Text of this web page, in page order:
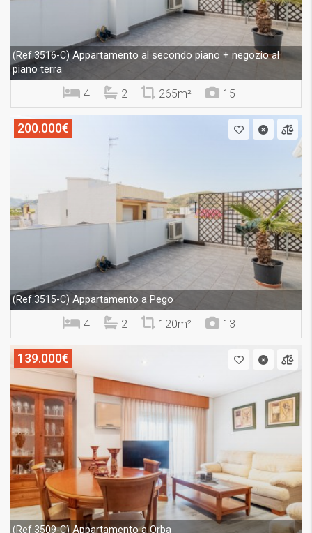
(Ref.3516-C)Appartamento al secondo piano + negozio al
piano terra
4 2 265m² 15
200.000€
(Ref.3515-C) Appartamento a Pego
4 2 120m² 13
139.000€
(Ref.3509-C) Appartamento a Orba